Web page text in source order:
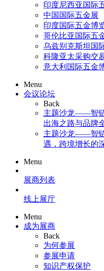
印度尼西亚国际
中国国际五金展
印度国际五金博
哥伦比亚国际五
乌兹别克斯坦国
科隆亚太采购交
意大利国际五金
Menu
会议论坛
Back
主题沙龙——智
出海之路与品牌
主题沙龙——智
遇，跨境增长的
Menu
展商列表
线上展厅
Menu
成为展商
Back
为何参展
参展申请
知识产权保护